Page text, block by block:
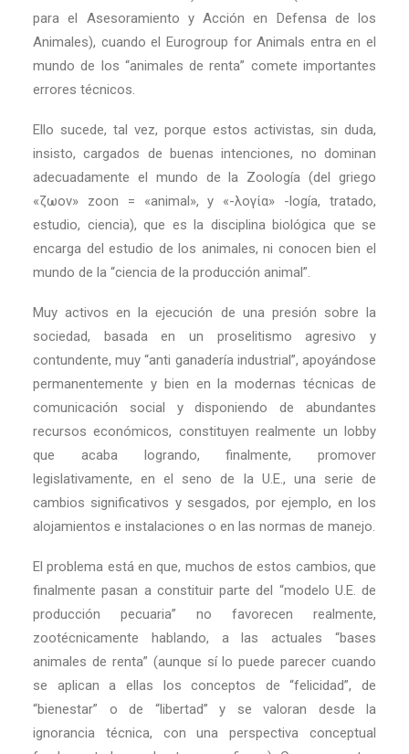
para el Asesoramiento y Acción en Defensa de los
Animales), cuando el Eurogroup for Animals entra en el
mundo de los “animales de renta” comete importantes
errores técnicos.
Ello sucede, tal vez, porque estos activistas, sin duda,
insisto, cargados de buenas intenciones, no dominan
adecuadamente el mundo de la Zoología (del griego
«ζωον» zoon = «animal», y «-λογία» -logía, tratado,
estudio, ciencia), que es la disciplina biológica que se
encarga del estudio de los animales, ni conocen bien el
mundo de la “ciencia de la producción animal”.
Muy activos en la ejecución de una presión sobre la
sociedad, basada en un proselitismo agresivo y
contundente, muy “anti ganadería industrial”, apoyándose
permanentemente y bien en la modernas técnicas de
comunicación social y disponiendo de abundantes
recursos económicos, constituyen realmente un lobby
que acaba logrando, finalmente, promover
legislativamente, en el seno de la U.E., una serie de
cambios significativos y sesgados, por ejemplo, en los
alojamientos e instalaciones o en las normas de manejo.
El problema está en que, muchos de estos cambios, que
finalmente pasan a constituir parte del “modelo U.E. de
producción pecuaria” no favorecen realmente,
zootécnicamente hablando, a las actuales “bases
animales de renta” (aunque sí lo puede parecer cuando
se aplican a ellas los conceptos de “felicidad”, de
“bienestar” o de “libertad” y se valoran desde la
ignorancia técnica, con una perspectiva conceptual